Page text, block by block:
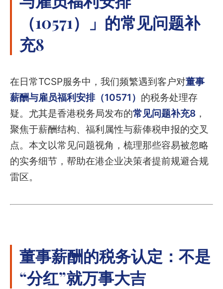
（10571）」的常见问题补
充8
在日常TCSP服务中，我们频繁遇到客户对董事
薪酬与雇员福利安排（10571） 的税务处理存
疑。尤其是香港税务局发布的常见问题补充8 ，
聚焦于薪酬结构、福利属性与薪俸税申报的交叉
点。本文以常见问题视角，梳理那些容易被忽略
的实务细节，帮助在港企业决策者提前规避合规
雷区。
董事薪酬的税务认定：不是
“分红”就万事大吉